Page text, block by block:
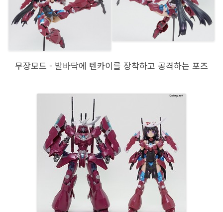
무장모드 - 발바닥에 텐카이를 장착하고 공격하는 포즈